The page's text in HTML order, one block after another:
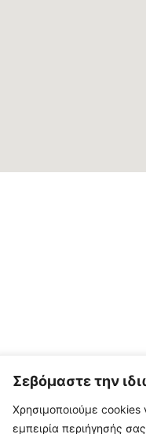
Σεβόμαστε την
Χρησιμοποιούμε cookies
εμπειρία περιήγησής